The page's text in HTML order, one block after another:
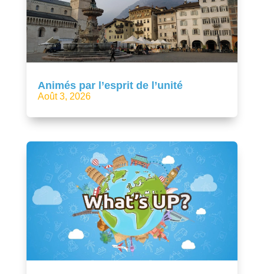
Animés par l’esprit de l’unité
Août 3, 2026